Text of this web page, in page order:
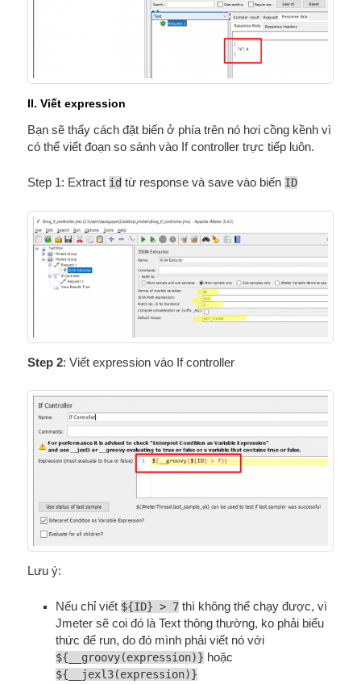
II. Viết expression
Bạn sẽ thấy cách đặt biến ở phía trên nó hơi cồng kềnh vì
có thể viết đoạn so sánh vào If controller trực tiếp luôn.
Step 1: Extract id từ response và save vào biến ID
Step 2: Viết expression vào If controller
Lưu ý:
Nếu chỉ viết ${ID} > 7 thì không thể chạy được, vì
Jmeter sẽ coi đó là Text thông thường, ko phải biểu
thức để run, do đó mình phải viết nó với
${__groovy(expression)} hoặc
${__jexl3(expression)}